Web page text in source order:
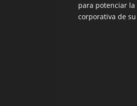
para potenciar la
corporativa de